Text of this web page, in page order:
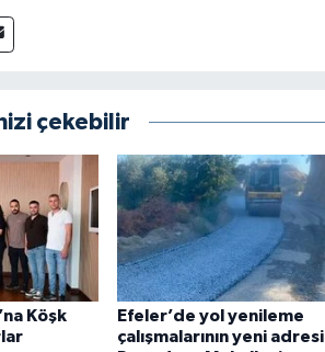
çekebilir
Köşk
Efeler’de yol yenileme
çalışmalarının yeni adresi